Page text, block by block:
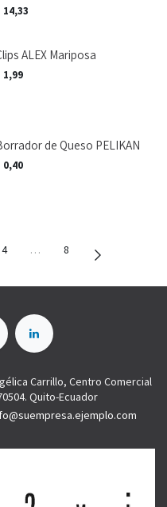
14,33
ALEX Mariposa
1,99
de Queso PELIKAN
0,40
4 … 8
Carrillo, Centro Comercial
Quito-Ecuador